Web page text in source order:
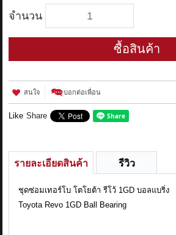
จำนวน
ซื้อสินค้า
สนใจ บอกต่อเพื่อน
Like Share
รายละเอียดสินค้า รีวิว
ชุดซ่อมเทอร์โบ โตโยต้า รีโว้ 1GD บอลแบริ่ง
Toyota Revo 1GD Ball Bearing